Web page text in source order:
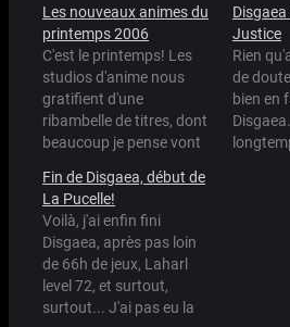
Les nouveaux animes du
printemps 2006
C'est le printemps! Les
studios d'anime nous
gratifient d'une
ribambelle de titres, dont
beaucoup je pense vont
Random Curiosity, une
petite liste avec
screenshots et liens pour
en savoir plus. Attendez
vous donc
prochainement à des
review à chaud de Soul
Justice
Rien
de
bien en
Fin de Disgaea, début de
La Pucelle!
Voilà, j'ai enfin fini
Disgaea, après pas loin
de 66h de jeux, Laharl
level 72, et surtout,
surtout... J'ai pas eu la